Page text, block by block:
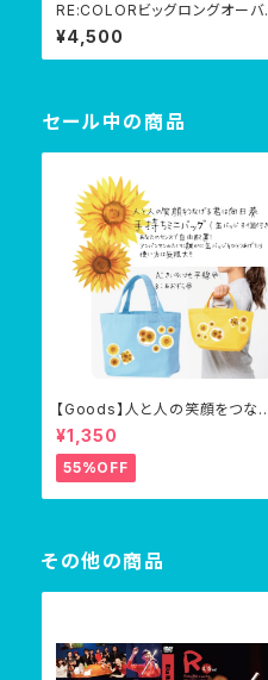
RE:COLORビッグロングオーバ
Tシャツ
¥4,500
セール中の商品
【Goods】人と人の笑顔をつな
る君は向日葵・手持ちバッグ(缶バ
ッジ8個つき)
¥1,350
55%OFF
その他の商品